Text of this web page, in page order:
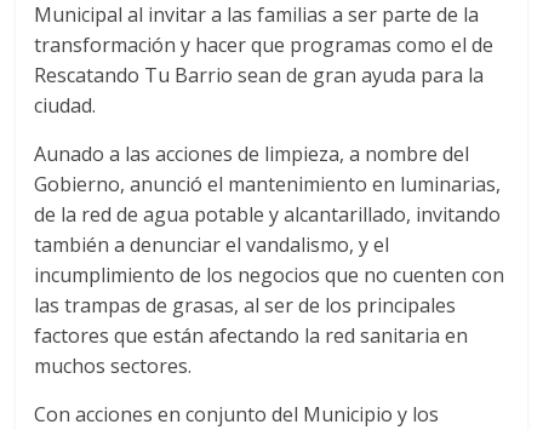
Municipal al invitar a las familias a ser parte de la
transformación y hacer que programas como el de
Rescatando Tu Barrio sean de gran ayuda para la
ciudad.
Aunado a las acciones de limpieza, a nombre del
Gobierno, anunció el mantenimiento en luminarias,
de la red de agua potable y alcantarillado, invitando
también a denunciar el vandalismo, y el
incumplimiento de los negocios que no cuenten con
las trampas de grasas, al ser de los principales
factores que están afectando la red sanitaria en
muchos sectores.
Con acciones en conjunto del Municipio y los